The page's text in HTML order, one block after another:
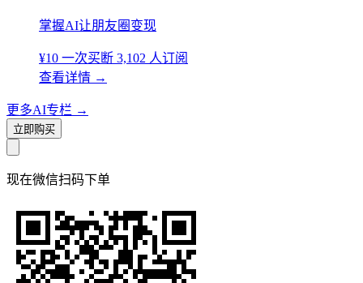
掌握AI让朋友圈变现
¥10 一次买断 3,102 人订阅
查看详情 →
更多AI专栏 →
立即购买
现在微信扫码下单